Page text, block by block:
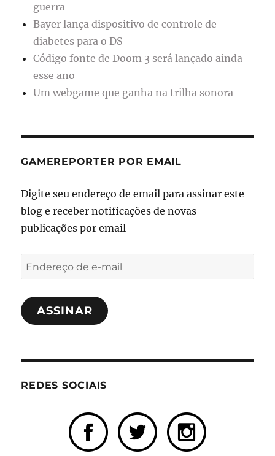
guerra
Bayer lança dispositivo de controle de
diabetes para o DS
Código fonte de Doom 3 será lançado ainda
esse ano
Um webgame que ganha na trilha sonora
GAMEREPORTER POR EMAIL
Digite seu endereço de email para assinar este
blog e receber notificações de novas
publicações por email
Endereço
de
e-
mailASSINAR
REDES SOCIAIS